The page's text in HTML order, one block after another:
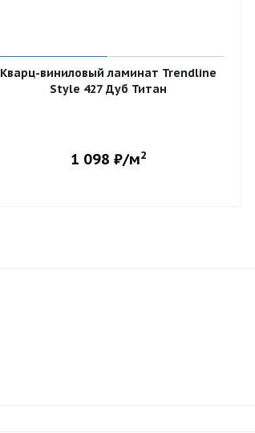
Кварц-виниловый ламинат Trendline
Style 427 Дуб Титан
1 098 ₽/м2